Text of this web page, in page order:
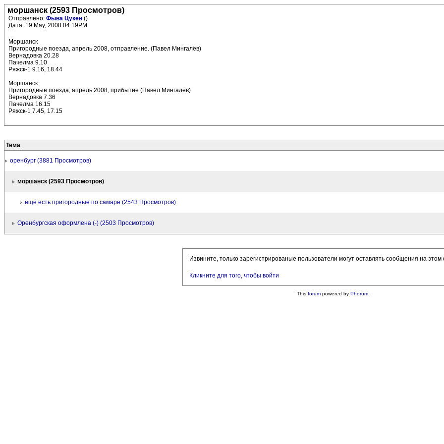
моршанск (2593 Просмотров)
Отправлено: Фыва Цукен ()
Дата: 19 May, 2008 04:19PM
Моршанск
Пригородные поезда, апрель 2008, отправление. (Павел Мингалёв)
Вернадовка 20.28
Пачелма 9.10
Ряжск-1 9.16, 18.44
Моршанск
Пригородные поезда, апрель 2008, прибытие (Павел Мингалёв)
Вернадовка 7.36
Пачелма 16.15
Ряжск-1 7.45, 17.15
Тема
оренбург (3881 Просмотров)
моршанск (2593 Просмотров)
ещё есть пригородные по самаре (2543 Просмотров)
Оренбургская оформлена (-) (2503 Просмотров)
Извините, только зарегистрированые пользователи могут оставлять сообщения на
Кликните для того, чтобы войти
This forumpowered by Phorum.